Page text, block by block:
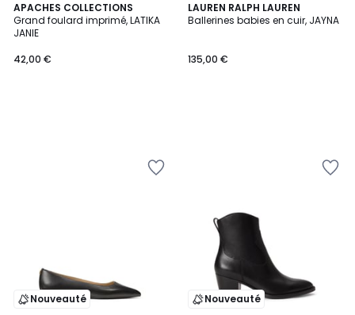
APACHES COLLECTIONS
Grand foulard imprimé, LATIKA
JANIE
42,00 €
LAUREN RALPH LAUREN
Ballerines babies en cuir, JAYNA
135,00 €
Nouveauté Nouveauté